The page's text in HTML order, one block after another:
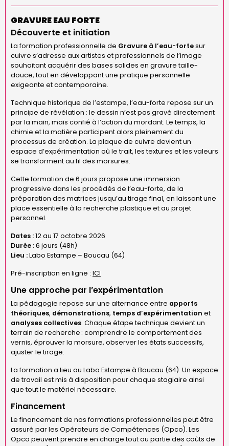
GRAVURE EAU FORTE
Découverte et initiation
La formation professionnelle de Gravure à l’eau-fortesur
cuivre s’adresse aux artistes et professionnels de l’image
souhaitant acquérir des bases solides en gravure taille-
douce, tout en développant une pratique personnelle
exigeante et contemporaine.
Technique historique de l’estampe, l’eau-forte repose sur un
principe de révélation : le dessin n’est pas gravé directement
par la main, mais confié à l’action du mordant. Le temps, la
chimie et la matière participent alors pleinement du
processus de création. La plaque de cuivre devient un
espace d’expérimentation où le trait, les textures et les valeurs
se transforment au fil des morsures.
Cette formation de 6 jours propose une immersion
progressive dans les procédés de l’eau-forte, de la
préparation des matrices jusqu’au tirage final, en laissant une
place essentielle à la recherche plastique et au projet
personnel.
Dates :12 au 17 octobre 2026
Durée :6 jours (48h)
Lieu :Labo Estampe – Boucau (64)
Pré-inscription en ligne : ICI
Une approche par l’expérimentation
La pédagogie repose sur une alternance entre apports
théoriques, démonstrations, temps d’expérimentation et
analyses collectives. Chaque étape technique devient un
terrain de recherche : comprendre le comportement des
vernis, éprouver la morsure, observer les états successifs,
ajuster le tirage.
La formation a lieu au Labo Estampe à Boucau (64). Un espace
de travail est mis à disposition pour chaque stagiaire ainsi
que tout le matériel nécessaire.
Financement
Le financement de nos formations professionnelles peut être
assuré par les Opérateurs de Compétences (Opco). Les
Opco peuvent prendre en charge tout ou partie des coûts de